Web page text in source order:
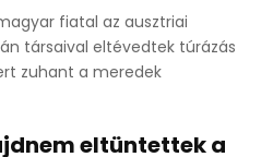
fiatal az ausztriai
társaival eltévedtek túrázás
zuhant a meredek
eltüntettek a